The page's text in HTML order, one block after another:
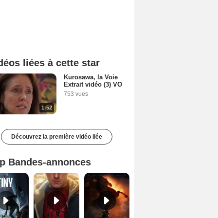
liées à cette star
1:52
Kurosawa, la Voie
Extrait vidéo (3) VO
753 vues
Découvrez la première vidéo liée
Bandes-annonces
Mutiny Bande-annonce VO STFR Spider-Man: Brand New Day Bande-annonce VO STFR